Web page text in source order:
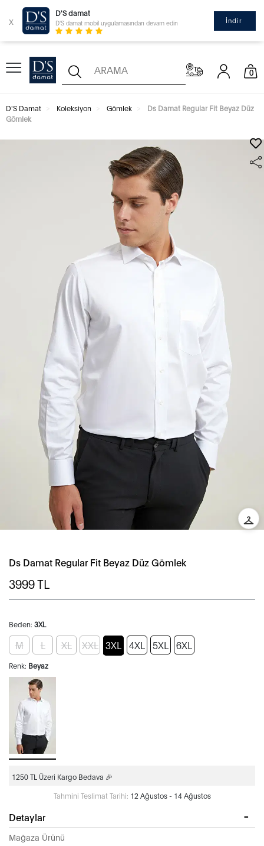
x
D'S damat
D'S damat mobil uygulamasından devam edin İndir
0
D'S Damat Koleksiyon Gömlek
Ds Damat Regular Fit Beyaz Düz
Gömlek
Ds Damat Regular Fit Beyaz Düz Gömlek
3999TL
Beden: 3XL
M L XL XXL 3XL 4XL 5XL 6XL
Renk: Beyaz
1250 TL Üzeri Kargo Bedava 🎉
Tahmini Teslimat Tarihi: 12 Ağustos - 14 Ağustos
Detaylar
Mağaza Ürünü